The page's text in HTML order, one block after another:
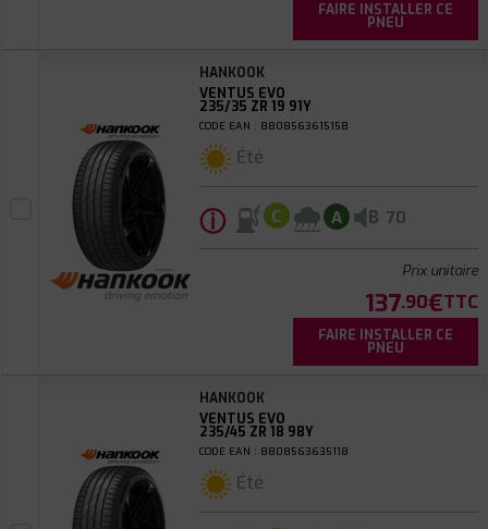
FAIRE INSTALLER CE
PNEU
HANKOOK
VENTUS EVO
235/35 ZR 19 91Y
CODE EAN : 8808563615158
Été
ⓘ C A B 70
Prix unitaire
137.90€TTC
FAIRE INSTALLER CE
PNEU
HANKOOK
VENTUS EVO
235/45 ZR 18 98Y
CODE EAN : 8808563635118
Été